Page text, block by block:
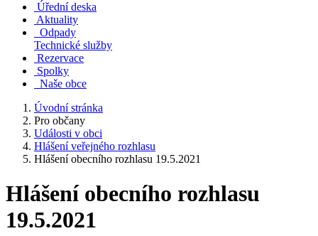
Úřední deska
Aktuality
Odpady
Technické služby
Rezervace
Spolky
Naše obce
Úvodní stránka
Pro občany
Události v obci
Hlášení veřejného rozhlasu
Hlášení obecního rozhlasu 19.5.2021
Hlášení obecního rozhlasu
19.5.2021